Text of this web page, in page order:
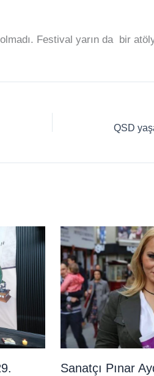
Festival yarın da bir
Sanatçı Pınar